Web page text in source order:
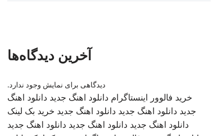
آخرین دیدگاه‌ها
دیدگاهی برای نمایش وجود ندارد.
خرید فالوور اینستاگرام دانلود اهنگ جدید دانلود اهنگ
جدید دانلود اهنگ جدید دانلود اهنگ جدید خرید بک لینک
دانلود اهنگ جدید دانلود اهنگ جدید دانلود اهنگ جدید